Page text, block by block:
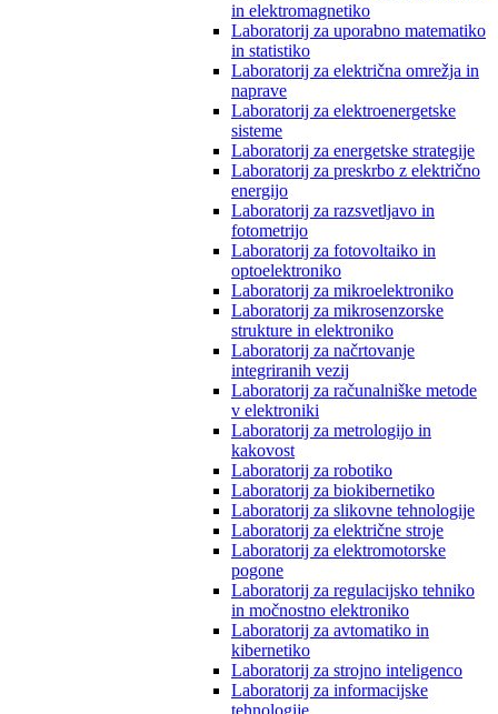
in elektromagnetiko
Laboratorij za uporabno matematiko
in statistiko
Laboratorij za električna omrežja in
naprave
Laboratorij za elektroenergetske
sisteme
Laboratorij za energetske strategije
Laboratorij za preskrbo z električno
energijo
Laboratorij za razsvetljavo in
fotometrijo
Laboratorij za fotovoltaiko in
optoelektroniko
Laboratorij za mikroelektroniko
Laboratorij za mikrosenzorske
strukture in elektroniko
Laboratorij za načrtovanje
integriranih vezij
Laboratorij za računalniške metode
v elektroniki
Laboratorij za metrologijo in
kakovost
Laboratorij za robotiko
Laboratorij za biokibernetiko
Laboratorij za slikovne tehnologije
Laboratorij za električne stroje
Laboratorij za elektromotorske
pogone
Laboratorij za regulacijsko tehniko
in močnostno elektroniko
Laboratorij za avtomatiko in
kibernetiko
Laboratorij za strojno inteligenco
Laboratorij za informacijske
tehnologije